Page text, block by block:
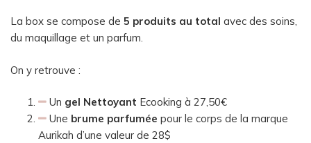
La box se compose de 5 produits au total avec des soins,
du maquillage et un parfum.
On y retrouve :
Un gel Nettoyant Ecooking à 27,50€
Une brume parfumée pour le corps de la marque
Aurikah d’une valeur de 28$